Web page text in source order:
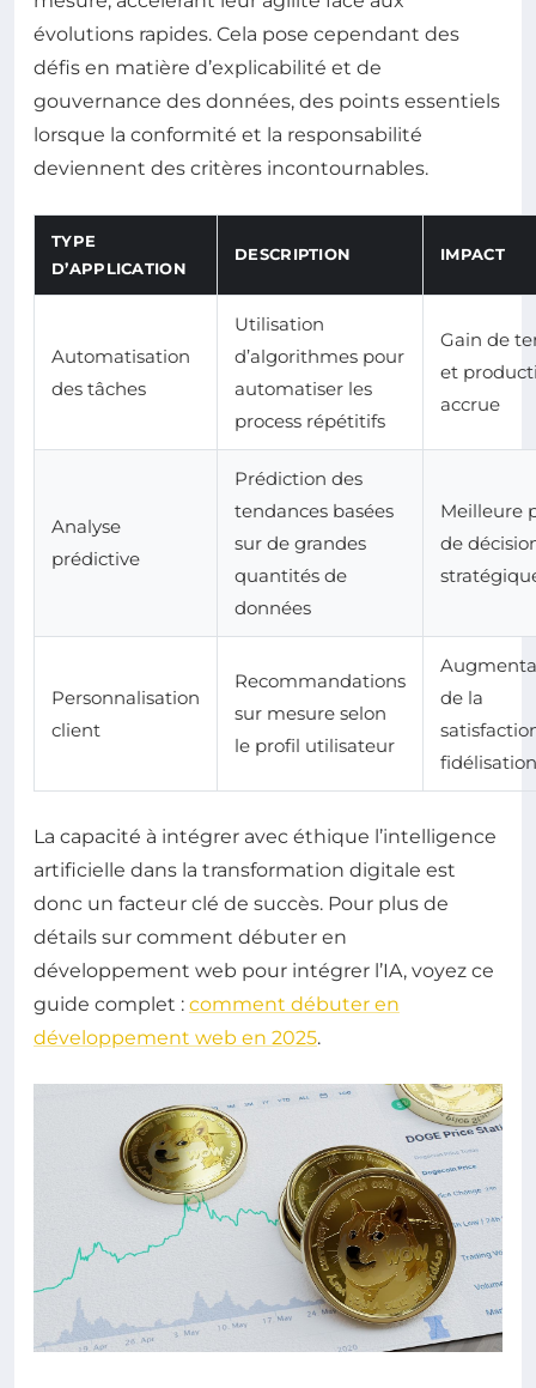
évolutions rapides. Cela pose cependant des
défis en matière d’explicabilité et de
gouvernance des données, des points essentiels
lorsque la conformité et la responsabilité
deviennent des critères incontournables.
TYPE
D’APPLICATION
DESCRIPTION IMPACT
Automatisation
des tâches
Utilisation
d’algorithmes pour
automatiser les
process répétitifs
Gain de
et
accrue
Analyse
prédictive
Prédiction des
tendances basées
sur de grandes
quantités de
données
Meilleure
de
Personnalisation
client
Recommandations
sur mesure selon
le profil utilisateur
de la
fidélisation
La capacité à intégrer avec éthique l’intelligence
artificielle dans la transformation digitale est
donc un facteur clé de succès. Pour plus de
détails sur comment débuter en
développement web pour intégrer l’IA, voyez ce
guide complet : comment débuter en
développement web en 2025.